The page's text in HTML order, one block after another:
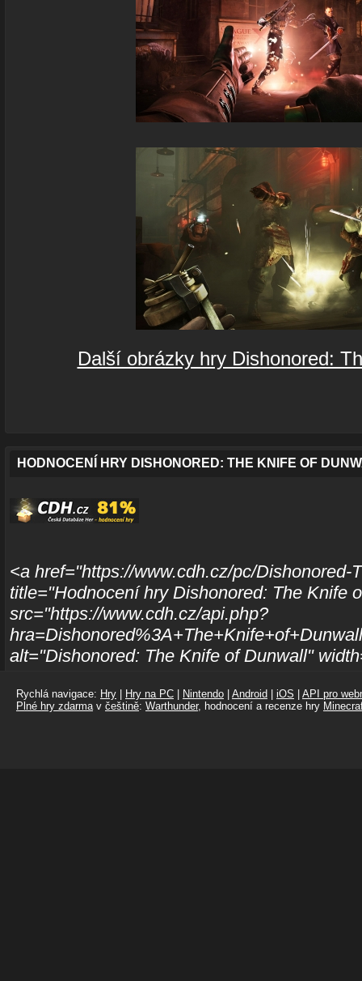
Další obrázky hry Dishonored:
HODNOCENÍ HRY DISHONORED: THE KNIFE OF
<a href="https://www.cdh.cz/pc/Dishonored-
title="Hodnocení hry Dishonored: The Knife
src="https://www.cdh.cz/api.php?
alt="Dishonored: The Knife of Dunwall"
Rychlá navigace: Hry Hry na PC Nintendo Android iOS
API pro
Plné hry zdarma v češtině: Warthunder, hodnocení a recenze hry